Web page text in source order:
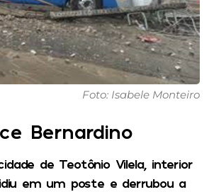
Foto: Isabele Monteiro
Bernardino
de Teotônio Vilela, interior
em um poste e derrubou a